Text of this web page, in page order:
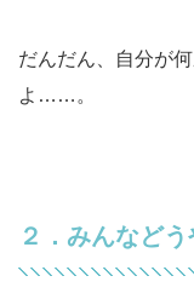
だんだん、自分が
よ……。
２．みんなど